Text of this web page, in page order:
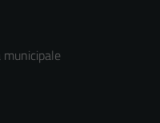
municipale